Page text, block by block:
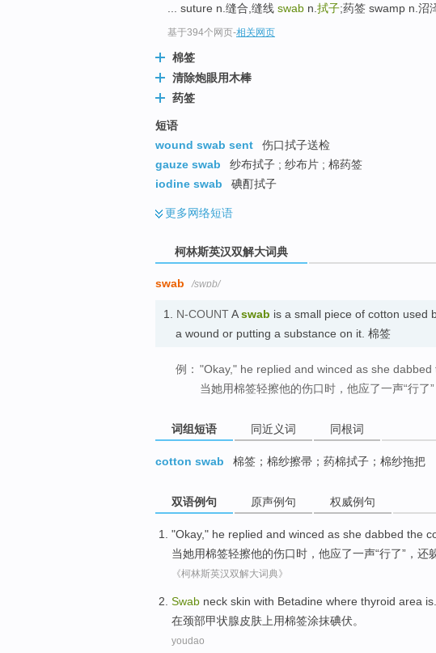
... suture n.缝合,缝线 swab n. 拭子;药签 swamp n.沼
基于394个网页-相关网页
棉签
清除炮眼用木棒
药签
短语
wound swab sent
伤口拭子送检
gauze swab
纱布拭子 ; 纱布片 ; 棉药签
iodine swab
碘酊拭子
更多网络短语
柯林斯英汉双解大词典
swab /swɒb/
1. N-COUNTAswab is a small piece of cotton used
a wound or putting a substance on it. 棉签
例： "Okay," he replied and winced as she dabbed
当她用棉签轻擦他的伤口时，他应了一声“行了”
词组短语 同近义词 同根词
cotton swab 棉签；棉纱擦帚；药棉拭子；棉纱拖把
双语例句 原声例句 权威例句
"Okay," he replied and winced as she dabbed the
当她用棉签轻擦他的伤口时，他应了一声“行了”，还
《柯林斯英汉双解大词典》
Swab neck skin with Betadine where thyroid area is.
在颈部甲状腺皮肤 上用棉签涂抹碘伏。
youdao